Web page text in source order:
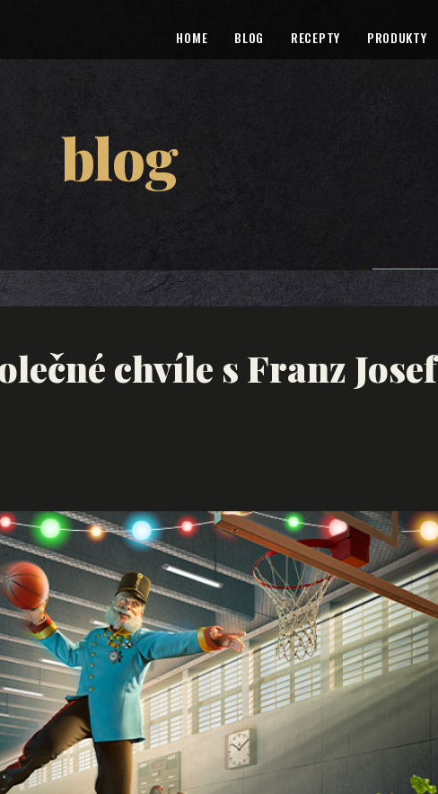
HOME BLOG RECEPTY PRODUKTY
blog
chvíle s Franz Josef